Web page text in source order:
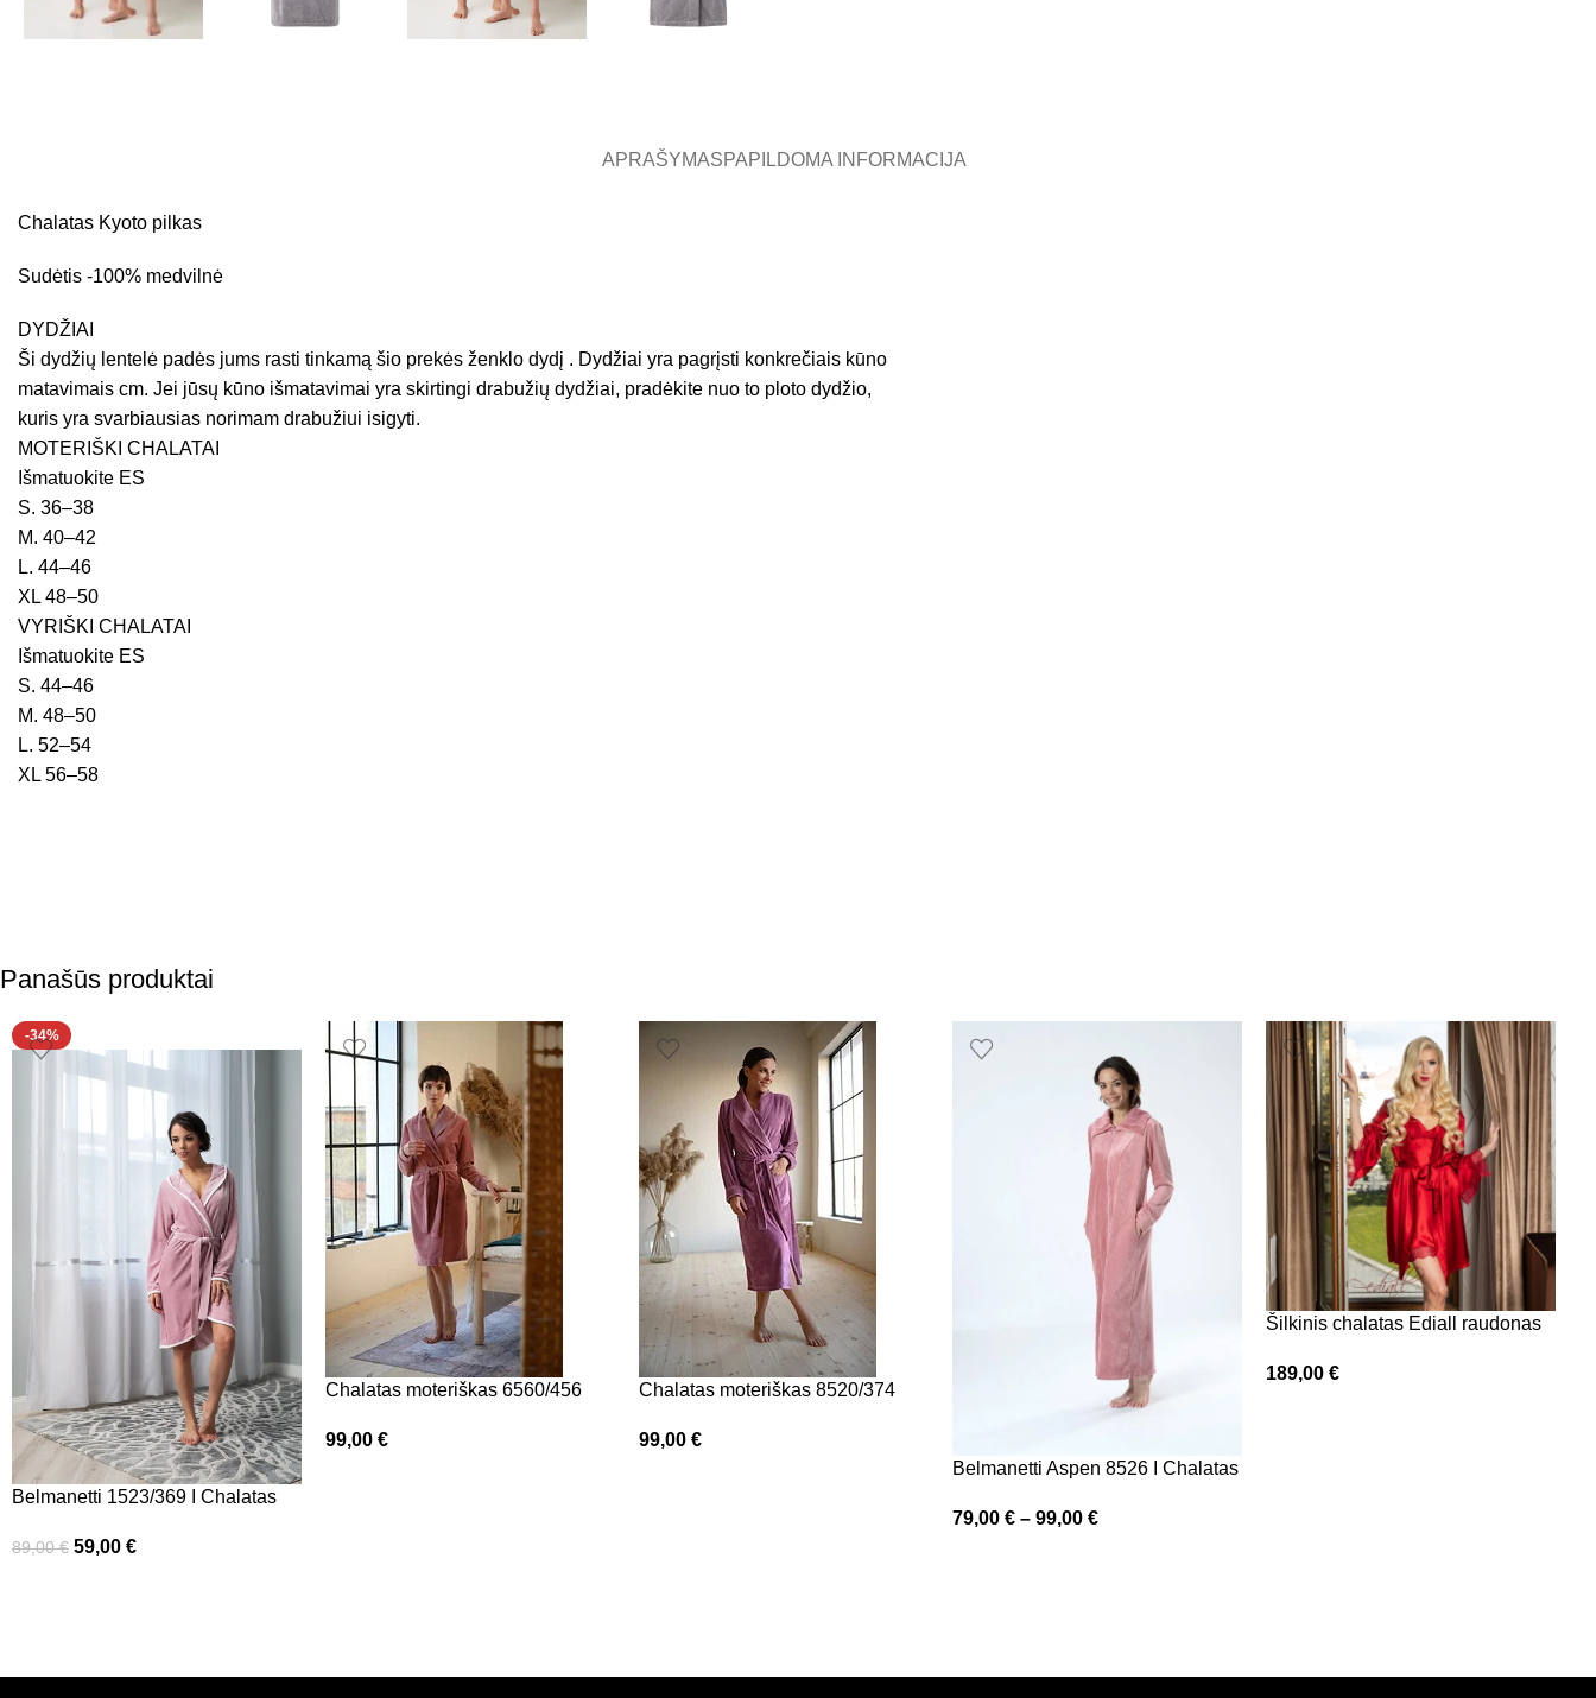
APRAŠYMASPAPILDOMA INFORMACIJA
Chalatas Kyoto pilkas
Sudėtis -100% medvilnė
DYDŽIAI
Ši dydžių lentelė padės jums rasti tinkamą šio prekės ženklo dydį . Dydžiai yra pagrįsti konkrečiais kūno
matavimais cm. Jei jūsų kūno išmatavimai yra skirtingi drabužių dydžiai, pradėkite nuo to ploto dydžio,
kuris yra svarbiausias norimam drabužiui isigyti.
MOTERIŠKI CHALATAI
Išmatuokite ES
S. 36–38
M. 40–42
L. 44–46
XL 48–50
VYRIŠKI CHALATAI
Išmatuokite ES
S. 44–46
M. 48–50
L. 52–54
XL 56–58
Panašūs produktai
-34%
Belmanetti 1523/369 I Chalatas
89,00€ 59,00 €
Chalatas moteriškas 6560/456
99,00 €
Chalatas moteriškas 8520/374
99,00 €
Belmanetti Aspen 8526 I Chalatas
79,00 € – 99,00 €
Šilkinis chalatas Ediall raudonas
189,00 €